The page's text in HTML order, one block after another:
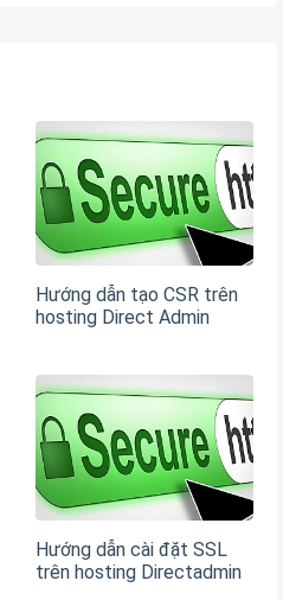
Hướng dẫn tạo CSR trên
hosting Direct Admin
Hướng dẫn cài đặt SSL
trên hosting Directadmin